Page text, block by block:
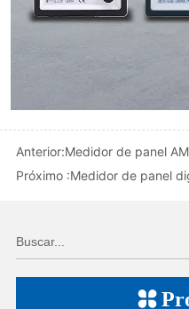
Anterior:Medidor de panel
Próximo :Medidor de panel